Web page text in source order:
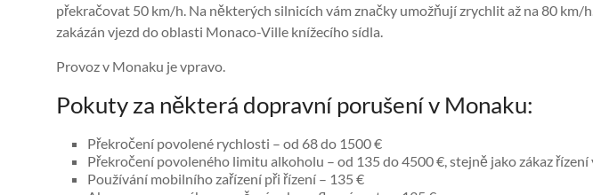
překračovat 50 km/h. Na některých silnicích vám značky umožňují zrychlit až na 80
zakázán vjezd do oblasti Monaco-Ville knížecího sídla.
Provoz v Monaku je vpravo.
Pokuty za některá dopravní porušení v Monaku:
Překročení povolené rychlosti – od 68 do 1500 €
Překročení povoleného limitu alkoholu – od 135 do 4500 €, stejně jako zákaz řízení
Používání mobilního zařízení při řízení – 135 €